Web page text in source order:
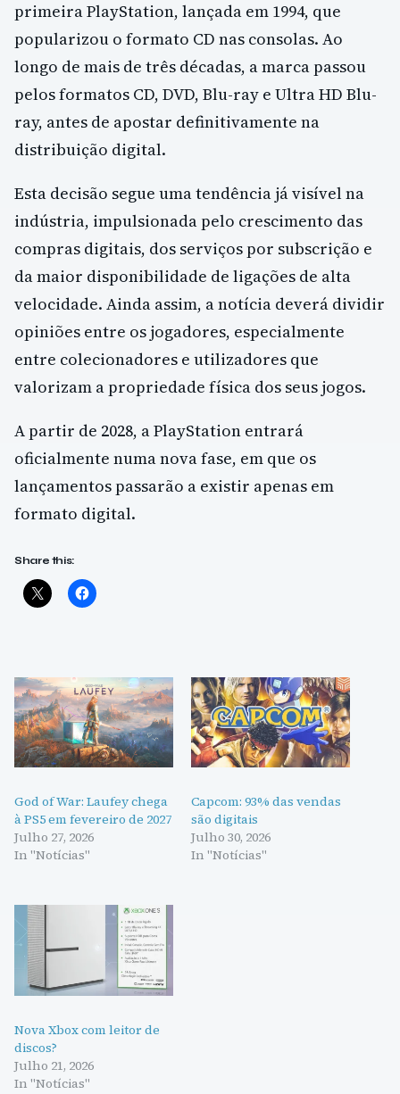
primeira PlayStation, lançada em 1994, que
popularizou o formato CD nas consolas. Ao
longo de mais de três décadas, a marca passou
pelos formatos CD, DVD, Blu-ray e Ultra HD Blu-
ray, antes de apostar definitivamente na
distribuição digital.
Esta decisão segue uma tendência já visível na
indústria, impulsionada pelo crescimento das
compras digitais, dos serviços por subscrição e
da maior disponibilidade de ligações de alta
velocidade. Ainda assim, a notícia deverá dividir
opiniões entre os jogadores, especialmente
entre colecionadores e utilizadores que
valorizam a propriedade física dos seus jogos.
A partir de 2028, a PlayStation entrará
oficialmente numa nova fase, em que os
lançamentos passarão a existir apenas em
formato digital.
Share this:
God of War: Laufey chega
à PS5 em fevereiro de 2027
Julho 27, 2026
In "Notícias"
Capcom: 93% das vendas
são digitais
Julho 30, 2026
In "Notícias"
Nova Xbox com leitor de
discos?
Julho 21, 2026
In "Notícias"